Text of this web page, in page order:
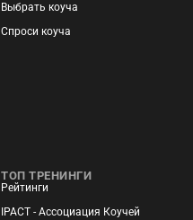
Выбрать коуча
Спроси коуча
ТОП ТРЕНИНГИ
Рейтинги
IPACT - Ассоциация Коучей